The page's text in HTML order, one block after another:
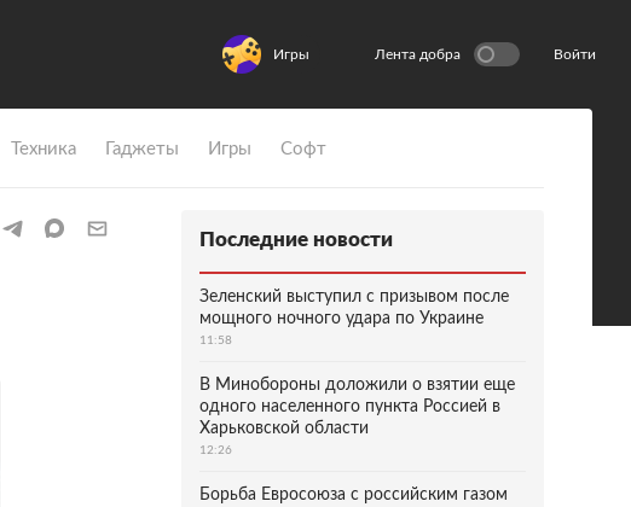
Игры Лента добра Войти
Техника Гаджеты Игры Софт
Последние новости
Зеленский выступил с призывом после
мощного ночного удара по Украине
11:58
В Минобороны доложили о взятии еще
одного населенного пункта Россией в
Харьковской области
12:26
Борьба Евросоюза с российским газом